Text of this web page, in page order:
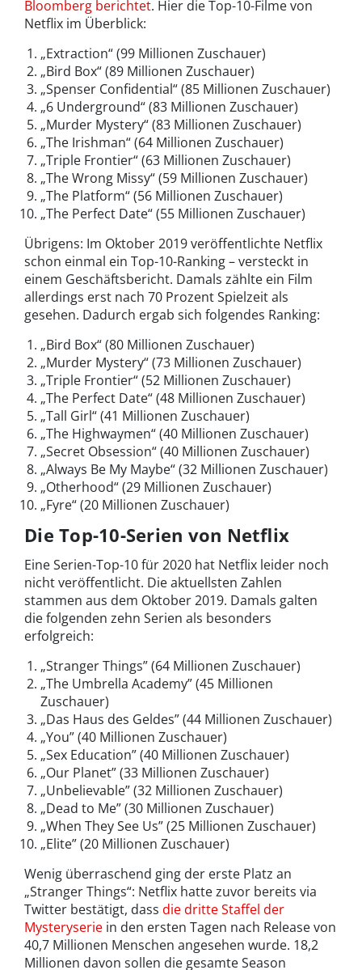
Bloomberg berichtet. Hier die Top-10-Filme von
Netflix im Überblick:
„Extraction“ (99 Millionen Zuschauer)
„Bird Box“ (89 Millionen Zuschauer)
„Spenser Confidential“ (85 Millionen Zuschauer)
„6 Underground“ (83 Millionen Zuschauer)
„Murder Mystery“ (83 Millionen Zuschauer)
„The Irishman“ (64 Millionen Zuschauer)
„Triple Frontier“ (63 Millionen Zuschauer)
„The Wrong Missy“ (59 Millionen Zuschauer)
„The Platform“ (56 Millionen Zuschauer)
„The Perfect Date“ (55 Millionen Zuschauer)
Übrigens: Im Oktober 2019 veröffentlichte Netflix
schon einmal ein Top-10-Ranking – versteckt in
einem Geschäftsbericht. Damals zählte ein Film
allerdings erst nach 70 Prozent Spielzeit als
gesehen. Dadurch ergab sich folgendes Ranking:
„Bird Box“ (80 Millionen Zuschauer)
„Murder Mystery“ (73 Millionen Zuschauer)
„Triple Frontier“ (52 Millionen Zuschauer)
„The Perfect Date“ (48 Millionen Zuschauer)
„Tall Girl“ (41 Millionen Zuschauer)
„The Highwaymen“ (40 Millionen Zuschauer)
„Secret Obsession“ (40 Millionen Zuschauer)
„Always Be My Maybe“ (32 Millionen Zuschauer)
„Otherhood“ (29 Millionen Zuschauer)
„Fyre“ (20 Millionen Zuschauer)
Die Top-10-Serien von Netflix
Eine Serien-Top-10 für 2020 hat Netflix leider noch
nicht veröffentlicht. Die aktuellsten Zahlen
stammen aus dem Oktober 2019. Damals galten
die folgenden zehn Serien als besonders
erfolgreich:
„Stranger Things” (64 Millionen Zuschauer)
„The Umbrella Academy” (45 Millionen
Zuschauer)
„Das Haus des Geldes” (44 Millionen Zuschauer)
„You” (40 Millionen Zuschauer)
„Sex Education” (40 Millionen Zuschauer)
„Our Planet” (33 Millionen Zuschauer)
„Unbelievable” (32 Millionen Zuschauer)
„Dead to Me” (30 Millionen Zuschauer)
„When They See Us” (25 Millionen Zuschauer)
„Elite” (20 Millionen Zuschauer)
Wenig überraschend ging der erste Platz an
„Stranger Things“: Netflix hatte zuvor bereits via
Twitter bestätigt, dass die dritte Staffel der
Mysteryserie in den ersten Tagen nach Release von
40,7 Millionen Menschen angesehen wurde. 18,2
Millionen davon sollen die gesamte Season